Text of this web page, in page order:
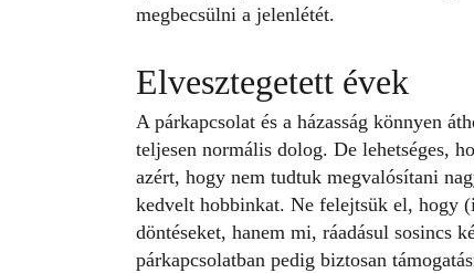
megbecsülni a jelenlétét.
Elvesztegetett évek
A párkapcsolat és a házasság könnyen
teljesen normális dolog. De lehetséges,
azért, hogy nem tudtuk megvalósítani
kedvelt hobbinkat. Ne felejtsük el, hogy
döntéseket, hanem mi, ráadásul sosincs
párkapcsolatban pedig biztosan